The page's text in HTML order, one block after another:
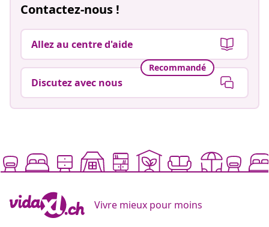
Contactez-nous !
Allez au centre d'aide
Recommandé
Discutez avec nous
Vivre mieux pour moins